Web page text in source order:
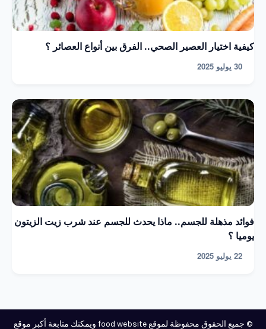
كيفية اختيار العصير الصحي.. الفرق بين أنواع العصائر ؟
30 يوليو 2025
فوائد مذهلة للجسم.. ماذا يحدث للجسم عند شرب زيت الزيتون
يوميا ؟
22 يوليو 2025
© جميع الحقوق محفوظة لموقع food website ويمكنك متابعة أكبر موقع